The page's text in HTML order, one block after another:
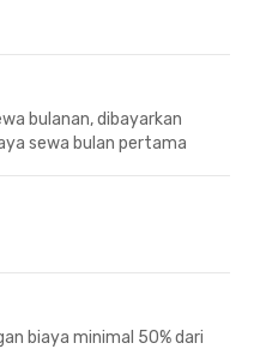
bulanan, dibayarkan
sewa bulan pertama
biaya minimal 50% dari